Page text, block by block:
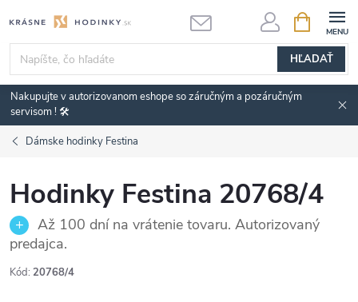
na
obsah
HĽADAŤ
KOŠÍK
Nakupujte v autorizovanom eshope so záručným a pozáručným
servisom ! 🛠️
Dámske hodinky Festina
Hodinky Festina 20768/4
Až 100 dní na vrátenie tovaru. Autorizovaný
predajca.
Kód: 20768/4